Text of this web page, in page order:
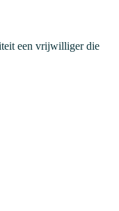
een vrijwilliger die